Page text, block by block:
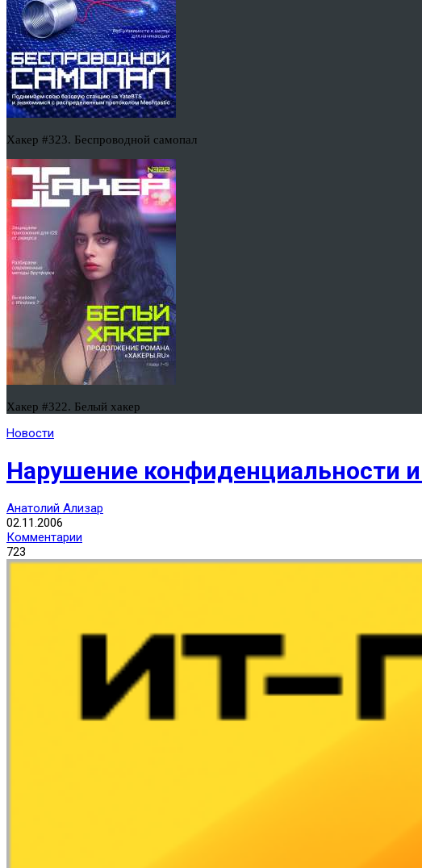
Хакер #323. Беспроводной самопал
Хакер #322. Белый хакер
Новости
Нарушение конфиденциальности
Анатолий Ализар
02.11.2006
Комментарии
723